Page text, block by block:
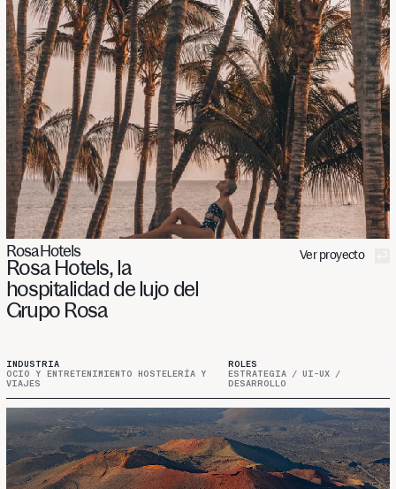
Rosa Hotels
Rosa Hotels,la
hospitalidad de lujo del
Grupo Rosa
Ver proyecto
INDUSTRIA
OCIO Y ENTRETENIMIENTO HOSTELERÍA Y
VIAJES
ROLES
ESTRATEGIA / UI-UX /
DESARROLLO